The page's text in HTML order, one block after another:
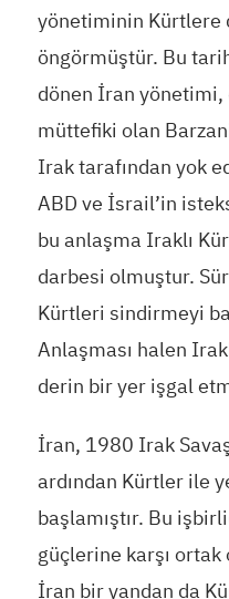
yönetiminin Kürtlere
öngörmüştür. Bu
dönen İran yönetimi,
müttefiki olan
Irak tarafından yok
ABD ve İsrail’in
bu anlaşma Iraklı
darbesi olmuştur.
Kürtleri sindirmeyi
Anlaşması halen
derin bir yer işgal
İran, 1980 Irak
ardından Kürtler ile
başlamıştır. Bu
güçlerine karşı ortak
İran bir yandan da